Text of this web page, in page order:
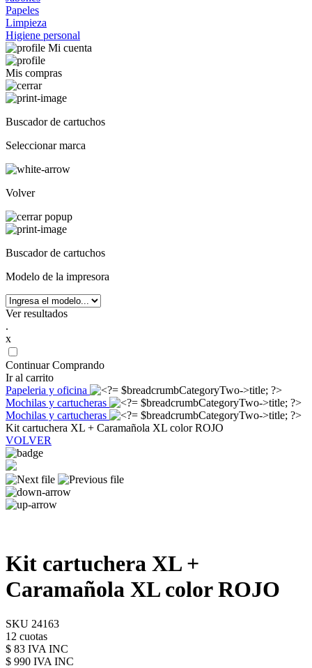
Papeles
Limpieza
Higiene personal
Mi cuenta
Mis compras
Buscador de cartuchos
Seleccionar marca
Volver
Buscador de cartuchos
Modelo de la impresora
Ver resultados
.
x
Continuar Comprando
Ir al carrito
Papeleria y oficina
Mochilas y cartucheras
Mochilas y cartucheras
Kit cartuchera XL + Caramañola XL color ROJO
VOLVER
Kit cartuchera XL +
Caramañola XL color ROJO
SKU 24163
12 cuotas
$ 83 IVA INC
$ 990 IVA INC